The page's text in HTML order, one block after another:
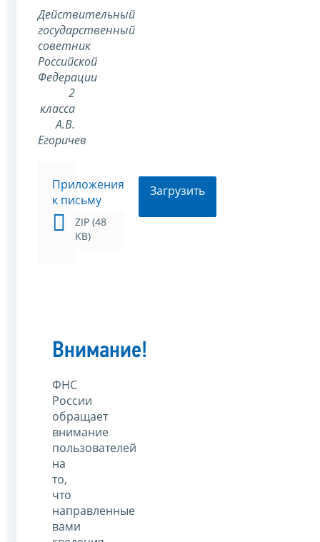
Действительный
государственный
советник
Российской
Федерации
2
класса
А.В.
Егоричев
Приложения
к письму
ZIP (48
KB)
Загрузить
Внимание!
ФНС
России
обращает
внимание
пользователей
на
то,
что
направленные
вами